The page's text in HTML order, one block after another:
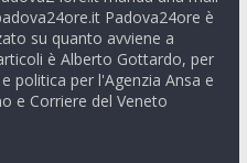
Padova24ore è
su quanto avviene a
è Alberto Gottardo, per
politica per l'Agenzia Ansa e
e Corriere del Veneto